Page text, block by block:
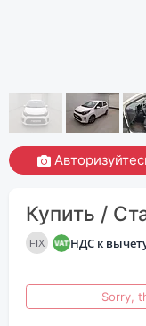
Купить /
FIX НДС к
Sorry,